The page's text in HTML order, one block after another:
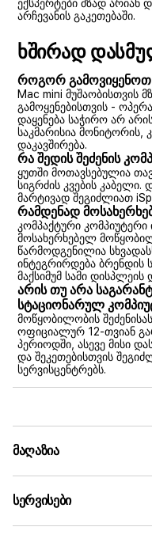
ექსპერტები მზად არიან
არჩევანის გაკეთებაში.
ხშირად
როგორ
Mac mini მუშაობისთვის
გამოყენებისთვის -
დაყენება საჭირო არ
საკმარისია მონიტორის,
დაკავშირება.
რა შედის შეძენის
ყუთში მოთავსებულია
სიგრძის კვების კაბელი.
მარტივად შეგიძლიათ
რამდენად
კომპაქტური
მოსახერხებელ
წარმოდგენილია
ინტეგრირდება ბრენდის
მაქსიმუმ სამი
არის თუ არა
სტაციონარულ
მოწყობილობის
ოფიციალურ 12-თვიან
პერიოდში, ასევე მისი
და შეკეთებისთვის
სერვისცენტრებს.
მაღაზია
სერვისები